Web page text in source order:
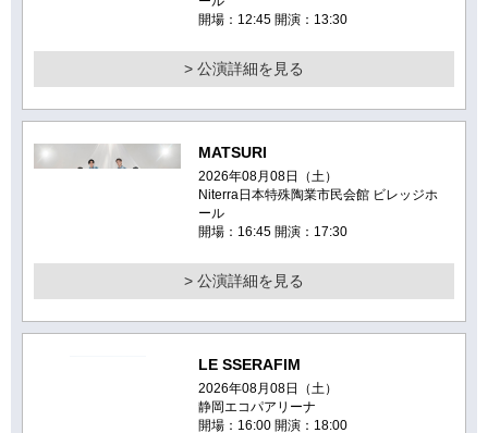
開場：12:45 開演：13:30
> 公演詳細を見る
MATSURI
2026年08月08日（土）
Niterra日本特殊陶業市民会館 ビレッジホ
ール
開場：16:45 開演：17:30
> 公演詳細を見る
LE SSERAFIM
2026年08月08日（土）
静岡エコパアリーナ
開場：16:00 開演：18:00